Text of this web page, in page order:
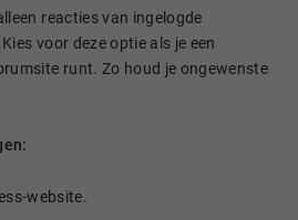
reacties van ingelogde
voor deze optie als je een
runt. Zo houd je ongewenste
website.